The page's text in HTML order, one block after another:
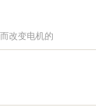
改变电机的